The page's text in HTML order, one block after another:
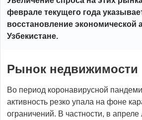
феврале текущего года
восстановление экономической
Узбекистане.
Рынок недвижимости
Во период коронавирусной
активность резко упала на фоне
ограничений. В частности, в апреле